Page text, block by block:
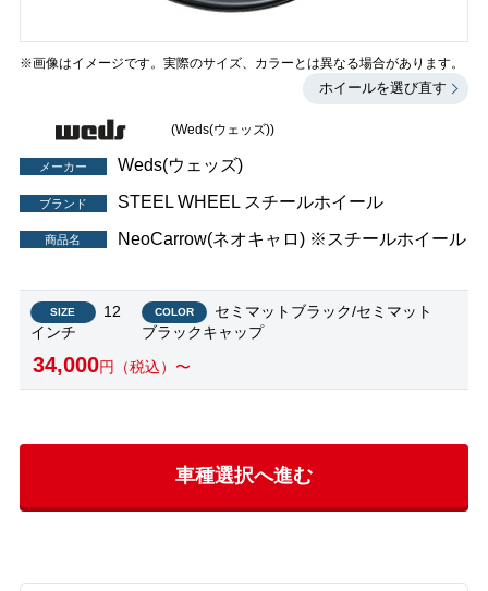
※画像はイメージです。実際のサイズ、カラーとは異なる場合があります。
ホイールを選び直す
(Weds(ウェッズ))
メーカー Weds(ウェッズ)
ブランド STEEL WHEEL スチールホイール
商品名 NeoCarrow(ネオキャロ) ※スチールホイール
SIZE
12
インチ
COLOR
セミマットブラック/セミマット
ブラックキャップ
34,000円（税込）〜
車種選択へ進む